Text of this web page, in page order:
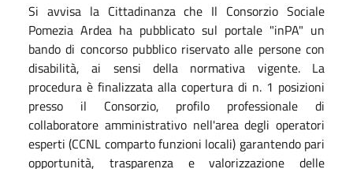
Si avvisa la Cittadinanza che Il Consorzio Sociale
Pomezia Ardea ha pubblicato sul portale "inPA" un
bando di concorso pubblico riservato alle persone con
disabilità, ai sensi della normativa vigente. La
procedura è finalizzata alla copertura di n. 1 posizioni
presso il Consorzio, profilo professionale di
collaboratore amministrativo nell'area degli operatori
esperti (CCNL comparto funzioni locali) garantendo pari
opportunità, trasparenza e valorizzazione delle